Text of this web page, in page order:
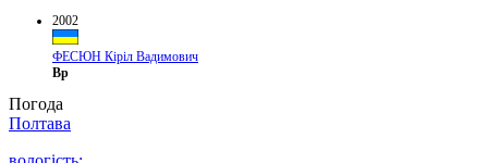
2002
ФЕСЮН Кіріл Вадимович
Вр
Погода
Полтава